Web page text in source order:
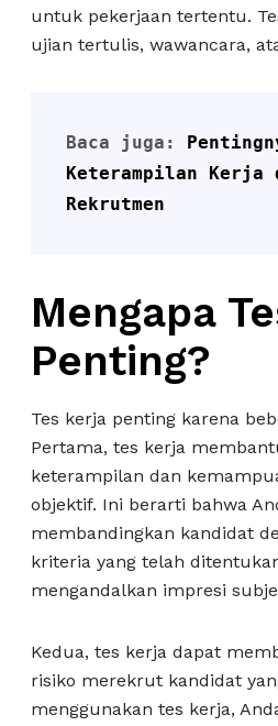
untuk pekerjaan tertentu.
ujian tertulis, wawancara,
Baca juga:
Keterampilan Kerja
Rekrutmen
Mengapa
Penting?
Tes kerja penting karena
Pertama, tes kerja
keterampilan dan
objektif. Ini berarti bahwa
membandingkan kandidat
kriteria yang telah
mengandalkan impresi
Kedua, tes kerja dapat
risiko merekrut kandidat
menggunakan tes kerja,